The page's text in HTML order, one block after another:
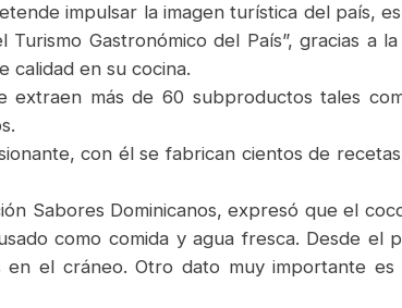
impulsar la imagen turística del país,
Gastronómico del País”, gracias a
calidad en su cocina.
más de 60 subproductos tales
con él se fabrican cientos de
Sabores Dominicanos, expresó que el
como comida y agua fresca. Desde
el cráneo. Otro dato muy importante